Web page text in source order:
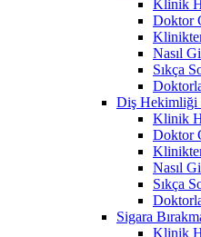
Klinik
Doktor
Nasıl
Sıkça
Diş Hekimliği
Klinik
Doktor
Nasıl
Sıkça
Sigara
Klinik